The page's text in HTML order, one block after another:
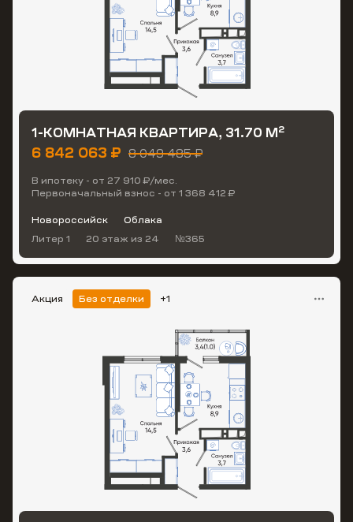
1-КОМНАТНАЯ КВАРТИРА, 31.70 М2
6 842 063 ₽ 8 049 485 ₽
В ипотеку - от 27 910 ₽/мес.
Первоначальный взнос - от 1 368 412 ₽
Новороссийск
Облака
Литер 1
20 этаж из 24 №365
Акция Без отделки +1